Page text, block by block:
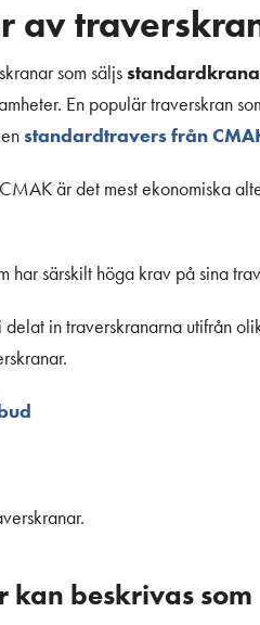
av
som säljs
En populär traverskran
standardtravers från
är det mest ekonomiska
har särskilt höga krav på sina
in traverskranarna utifrån
kan beskrivas som